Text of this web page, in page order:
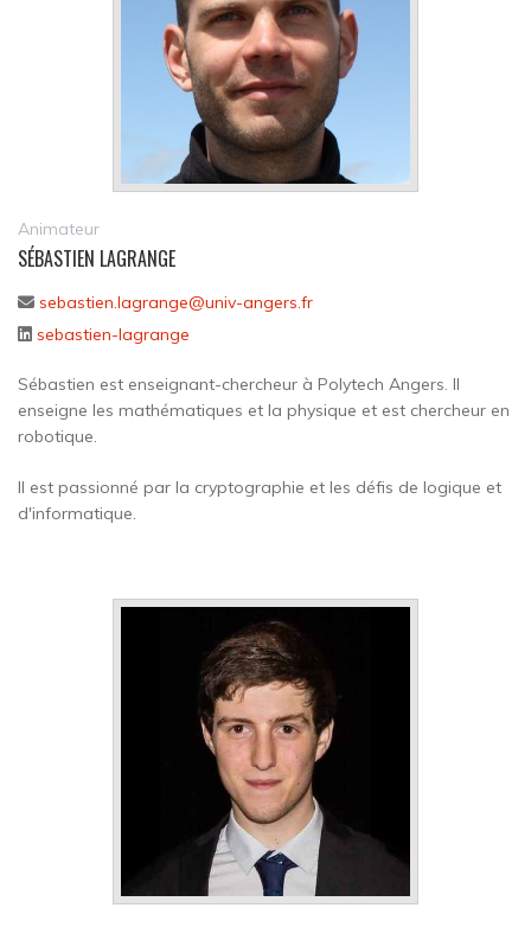
Animateur
SÉBASTIEN LAGRANGE
sebastien.lagrange@univ-angers.fr
sebastien-lagrange
Sébastien est enseignant-chercheur à Polytech Angers. Il
enseigne les mathématiques et la physique et est chercheur en
robotique.
Il est passionné par la cryptographie et les défis de logique et
d'informatique.